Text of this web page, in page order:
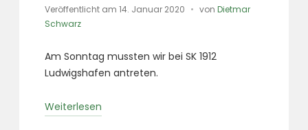
Veröffentlicht am14. Januar 2020 vonDietmar
Schwarz
Am Sonntag mussten wir bei SK 1912
Ludwigshafen antreten.
Weiterlesen